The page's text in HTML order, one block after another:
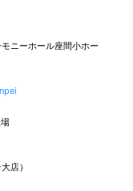
ニーホール座間小ホー
店）